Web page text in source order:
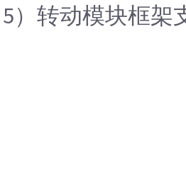
5）转动模块框架